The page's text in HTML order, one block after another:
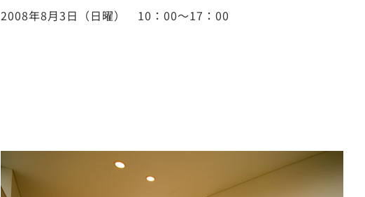
2008年8月3日（日曜） 10：00～17：00